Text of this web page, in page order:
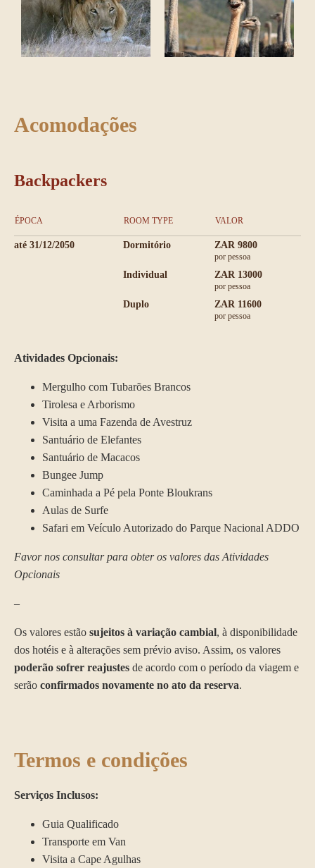
Acomodações
Backpackers
ÉPOCA ROOM TYPE VALOR
até 31/12/2050 Dormitório ZAR 9800
por pessoa
Individual ZAR 13000
por pessoa
Duplo ZAR 11600
por pessoa
Atividades Opcionais:
Mergulho com Tubarões Brancos
Tirolesa e Arborismo
Visita a uma Fazenda de Avestruz
Santuário de Elefantes
Santuário de Macacos
Bungee Jump
Caminhada a Pé pela Ponte Bloukrans
Aulas de Surfe
Safari em Veículo Autorizado do Parque Nacional ADDO
Favor nos consultar para obter os valores das Atividades
Opcionais
–
Os valores estão sujeitos à variação cambial, à disponibilidade
dos hotéis e à alterações sem prévio aviso. Assim, os valores
poderão sofrer reajustes de acordo com o período da viagem e
serão confirmados novamente no ato da reserva.
termos e condições
Serviços Inclusos:
Guia Qualificado
Transporte em Van
Visita a Cape Agulhas